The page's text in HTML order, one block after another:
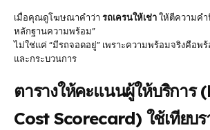
เมื่อคุณดูโฆษณาคำว่า รถเครนให้เช่าให้ตีความคำ
หลักฐานความพร้อม”
ไม่ใช่แค่ “มีรถจอดอยู่” เพราะความพร้อมจริงคือพ
และกระบวนการ
ตารางให้คะแนนผู้ให้บริการ
Cost Scorecard) ใช้เทียบ